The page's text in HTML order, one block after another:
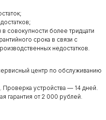
совокупности более тридцати
срока в связи с
недостатков.
центр по обслуживанию
Проверка устройства — 14 дней.
гарантия от 2 000 рублей.